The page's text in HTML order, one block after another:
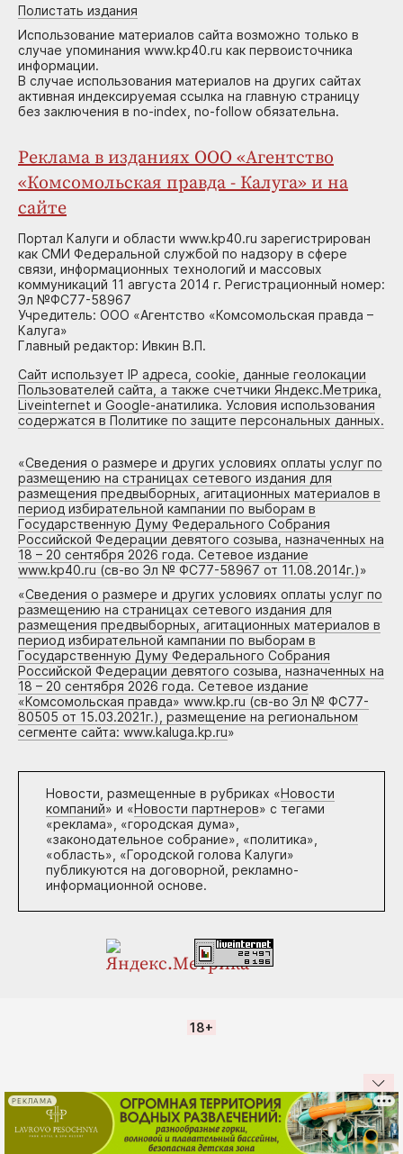
Полистать издания
Использование материалов сайта возможно только в
случае упоминания www.kp40.ru как первоисточника
информации.
В случае использования материалов на других сайтах
активная индексируемая ссылка на главную страницу
без заключения в no-index, no-follow обязательна.
Реклама в изданиях ООО «Агентство
«Комсомольская правда - Калуга» и на
сайте
Портал Калуги и области www.kp40.ru зарегистрирован
как СМИ Федеральной службой по надзору в сфере
связи, информационных технологий и массовых
коммуникаций 11 августа 2014 г. Регистрационный номер:
Эл №ФС77-58967
Учредитель: ООО «Агентство «Комсомольская правда –
Калуга»
Главный редактор: Ивкин В.П.
Сайт использует IP адреса, cookie, данные геолокации
Пользователей сайта, а также счетчики Яндекс.Метрика,
Liveinternet и Google-анатилика. Условия использования
содержатся в Политике по защите персональных данных.
«Сведения о размере и других условиях оплаты услуг по
размещению на страницах сетевого издания для
размещения предвыборных, агитационных материалов в
период избирательной кампании по выборам в
Государственную Думу Федерального Собрания
Российской Федерации девятого созыва, назначенных на
18 – 20 сентября 2026 года. Сетевое издание
www.kp40.ru (св-во Эл № ФС77-58967 от 11.08.2014г.)»
«Сведения о размере и других условиях оплаты услуг по
размещению на страницах сетевого издания для
размещения предвыборных, агитационных материалов в
период избирательной кампании по выборам в
Государственную Думу Федерального Собрания
Российской Федерации девятого созыва, назначенных на
18 – 20 сентября 2026 года. Сетевое издание
«Комсомольская правда» www.kp.ru (св-во Эл № ФС77-
80505 от 15.03.2021г.), размещение на региональном
сегменте сайта: www.kaluga.kp.ru»
Новости, размещенные в рубриках «Новости
компаний» и «Новости партнеров» с тегами
«реклама», «городская дума»,
«законодательное собрание», «политика»,
«область», «Городской голова Калуги»
публикуются на договорной, рекламно-
информационной основе.
18+
РЕКЛАМА